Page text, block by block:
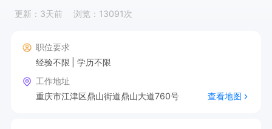
更新：3天前
浏览：13091次
职位要求
经验不限
学历不限
工作地址
重庆市江津区鼎山街道鼎山大道760号
查看地图